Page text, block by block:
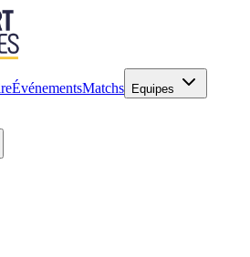
ÉvénementsMatchs Equipes